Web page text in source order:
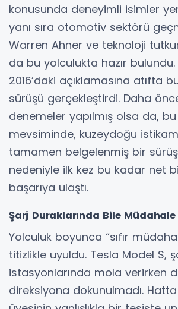
konusunda deneyimli isimler yer
yanı sıra otomotiv sektörü
Warren Ahner ve teknoloji
da bu yolculukta hazır bulundu.
2016’daki açıklamasına atıfta
sürüşü gerçekleştirdi. Daha
denemeler yapılmış olsa da, bu
mevsiminde, kuzeydoğu
tamamen belgelenmiş bir
nedeniyle ilk kez bu kadar net
başarıya ulaştı.
Şarj Duraklarında Bile Müdahale
Yolculuk boyunca “sıfır
titizlikle uyuldu. Tesla Model S,
istasyonlarında mola verirken
direksiyona dokunulmadı.